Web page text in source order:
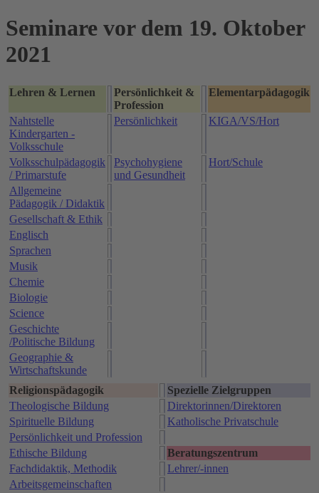
Seminare vor dem 19. Oktober
2021
Lehren & Lernen
Persönlichkeit &
Profession
Elementarpädagogik
Nahtstelle
Kindergarten -
Volksschule
Persönlichkeit KIGA/VS/Hort
Volksschulpädagogik
/ Primarstufe
Psychohygiene
und Gesundheit
Hort/Schule
Allgemeine
Pädagogik / Didaktik
Gesellschaft & Ethik
Englisch
Sprachen
Musik
Chemie
Biologie
Science
Geschichte
/Politische Bildung
Geographie &
Wirtschaftskunde
Religionspädagogik
Spezielle Zielgruppen
Theologische Bildung
Direktorinnen/Direktoren
Spirituelle Bildung
Katholische Privatschule
Persönlichkeit und Profession
Ethische Bildung
Beratungszentrum
Fachdidaktik, Methodik
Lehrer/-innen
Arbeitsgemeinschaften